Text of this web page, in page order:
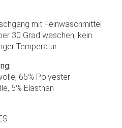
mit Feinwaschmittel
30 Grad waschen, kein
Temperatur.
65% Polyester
5% Elasthan